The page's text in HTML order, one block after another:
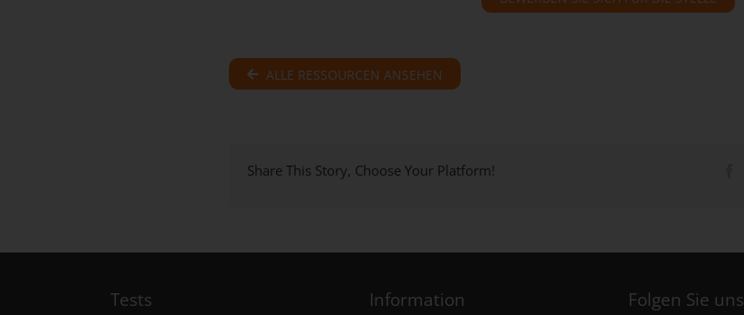
ALLE RESSOURCEN ANSEHEN
Share This Story, Choose Your Platform!
Tests Information Folgen Sie uns